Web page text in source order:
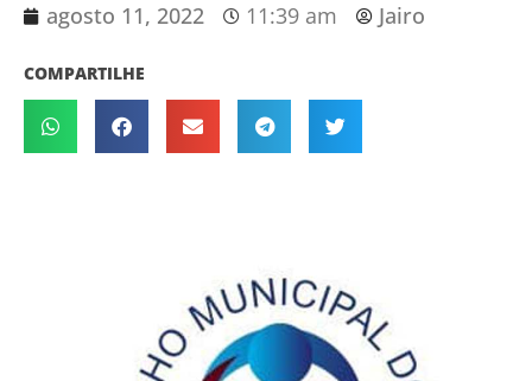
agosto 11, 2022 11:39 am Jairo
COMPARTILHE